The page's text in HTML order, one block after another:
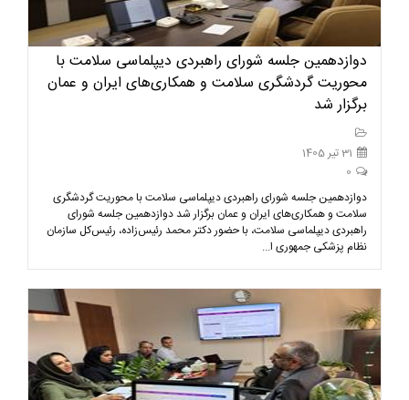
دوازدهمین جلسه شورای راهبردی دیپلماسی سلامت با
محوریت گردشگری سلامت و همکاری‌های ایران و عمان
برگزار شد
31 تیر 1405
0
دوازدهمین جلسه شورای راهبردی دیپلماسی سلامت با محوریت گردشگری
سلامت و همکاری‌های ایران و عمان برگزار شد دوازدهمین جلسه شورای
راهبردی دیپلماسی سلامت، با حضور دکتر محمد رئیس‌زاده، رئیس‌کل سازمان
نظام پزشکی جمهوری ا...